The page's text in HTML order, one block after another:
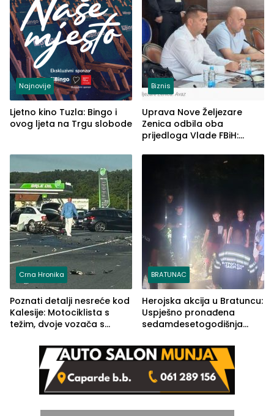
Najnovije
Ljetno kino Tuzla: Bingo i
ovog ljeta na Trgu slobode
Biznis
Uprava Nove Željezare
Zenica odbila oba
prijedloga Vlade FBiH:
rješenje
Crna Hronika
Poznati detalji nesreće kod
Kalesije: Motociklista s
težim, dvoje vozača s
BRATUNAC
Herojska akcija u Bratuncu:
Uspješno pronađena
sedamdesetogodišnja
Kravice.